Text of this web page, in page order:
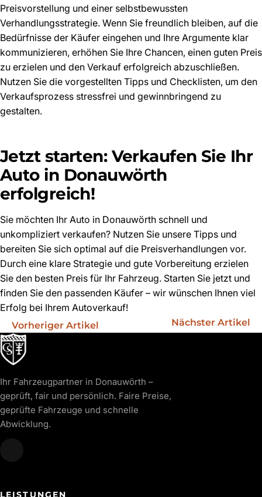
Preisvorstellung und einer selbstbewussten
Verhandlungsstrategie. Wenn Sie freundlich bleiben, auf die
Bedürfnisse der Käufer eingehen und Ihre Argumente klar
kommunizieren, erhöhen Sie Ihre Chancen, einen guten Preis
zu erzielen und den Verkauf erfolgreich abzuschließen.
Nutzen Sie die vorgestellten Tipps und Checklisten, um den
Verkaufsprozess stressfrei und gewinnbringend zu
gestalten.
Jetzt starten: Verkaufen Sie Ihr
Auto in Donauwörth
erfolgreich!
Sie möchten Ihr Auto in Donauwörth schnell und
unkompliziert verkaufen? Nutzen Sie unsere Tipps und
bereiten Sie sich optimal auf die Preisverhandlungen vor.
Durch eine klare Strategie und gute Vorbereitung erzielen
Sie den besten Preis für Ihr Fahrzeug. Starten Sie jetzt und
finden Sie den passenden Käufer – wir wünschen Ihnen viel
Erfolg bei Ihrem Autoverkauf!
Vorheriger Artikel Nächster Artikel
Ihr Fahrzeugpartner in Donauwörth –
geprüft, fair und persönlich. Faire Preise,
geprüfte Fahrzeuge und schnelle
Abwicklung.
LEISTUNGEN